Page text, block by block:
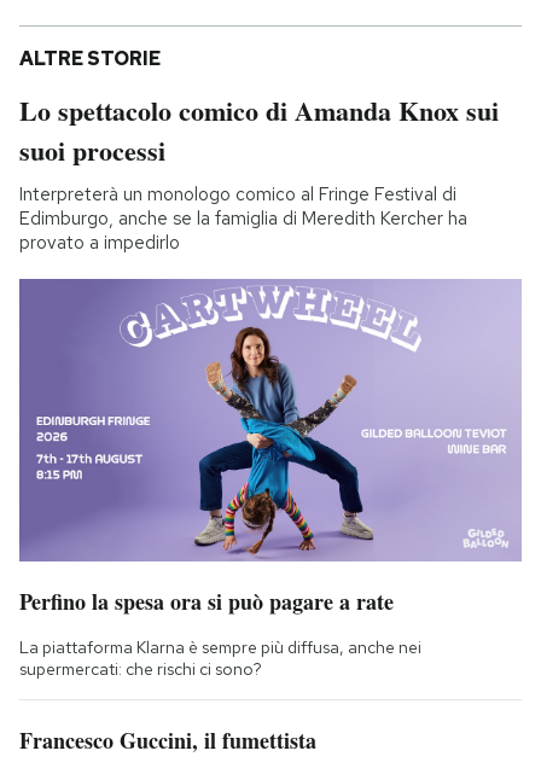
ALTRE STORIE
Lo spettacolo comico di Amanda Knox sui
suoi processi
Interpreterà un monologo comico al Fringe Festival di
Edimburgo, anche se la famiglia di Meredith Kercher ha
provato a impedirlo
Perfino la spesa ora si può pagare a rate
La piattaforma Klarna è sempre più diffusa, anche nei
supermercati: che rischi ci sono?
Francesco Guccini, il fumettista